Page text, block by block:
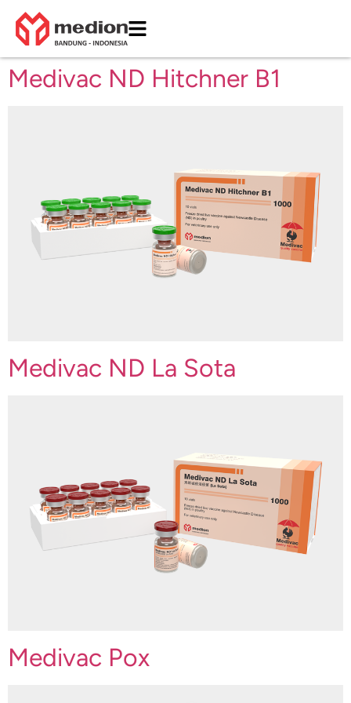
Medivac ND Hitchner B1
Medivac ND La Sota
Medivac Pox